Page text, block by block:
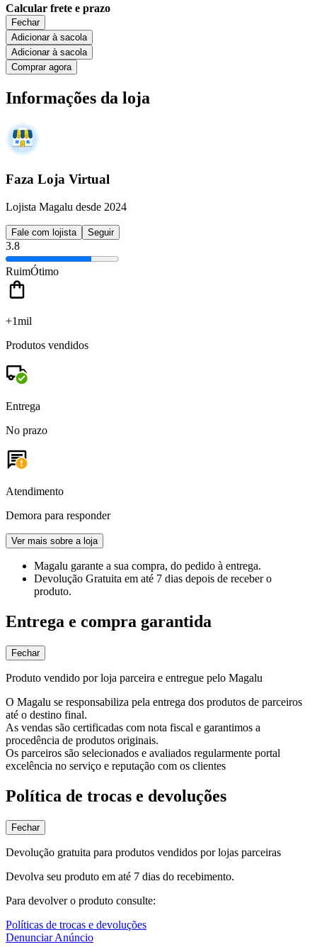
Calcular frete e prazo
Fechar
Adicionar à sacola
Adicionar à sacola
Comprar agora
Informações da loja
Faza Loja Virtual
Lojista Magalu desde 2024
Fale com lojista Seguir
3.8
RuimÓtimo
+1mil
Produtos vendidos
Entrega
No prazo
Atendimento
Demora para responder
Ver mais sobre a loja
Magalu garante a sua compra, do pedido à entrega.
Devolução Gratuita em até 7 dias depois de receber o
produto.
Entrega e compra garantida
Fechar
Produto vendido por loja parceira e entregue pelo Magalu
O Magalu se responsabiliza pela entrega dos produtos de parceiros
até o destino final.
As vendas são certificadas com nota fiscal e garantimos a
procedência de produtos originais.
Os parceiros são selecionados e avaliados regularmente portal
excelência no serviço e reputação com os clientes
Política de trocas e devoluções
Fechar
Devolução gratuita para produtos vendidos por lojas parceiras
Devolva seu produto em até 7 dias do recebimento.
Para devolver o produto consulte:
Políticas de trocas e devoluções
Denunciar Anúncio